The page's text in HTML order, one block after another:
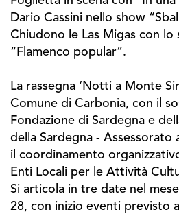
Dario Cassini nello show
Chiudono le Las Migas con lo
“Flamenco popular”.
La rassegna ‘Notti a Monte
Comune di Carbonia, con il
Fondazione di Sardegna e
della Sardegna - Assessorato
il coordinamento
Enti Locali per le Attività
Si articola in tre date nel
28, con inizio eventi previsto